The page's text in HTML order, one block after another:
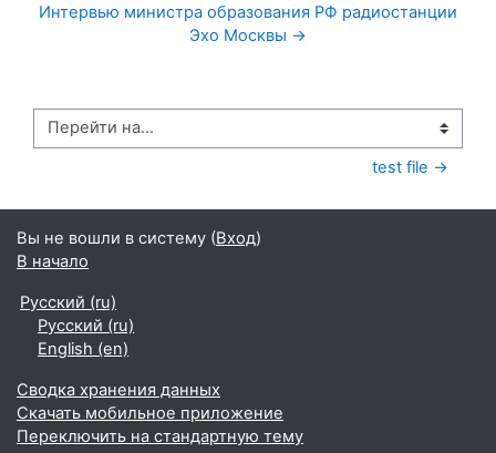
Интервью министра образования РФ радиостанции
Эхо Москвы →
Перейти на...
test file →
Вы не вошли в систему (Вход)
В начало
Русский ‎(ru)‎
Русский ‎(ru)‎
English ‎(en)‎
Сводка хранения данных
Скачать мобильное приложение
Переключить на стандартную тему